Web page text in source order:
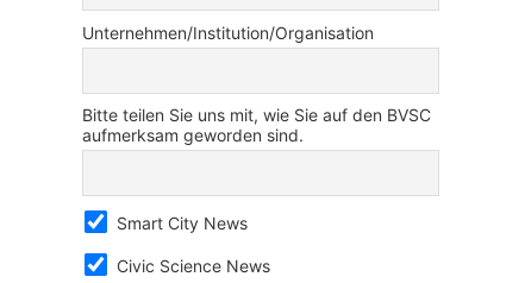
Unternehmen/Institution/Organisation
Bitte teilen Sie uns mit, wie Sie auf den BVSC
aufmerksam geworden sind.
Smart City News
Civic Science News